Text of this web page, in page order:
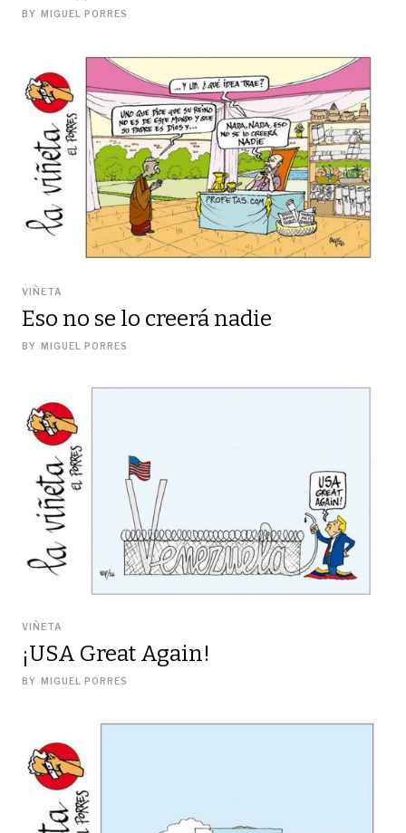
BY MIGUEL PORRES
VIÑETA
Eso no se lo creerá nadie
BY MIGUEL PORRES
VIÑETA
¡USA Great Again!
BY MIGUEL PORRES